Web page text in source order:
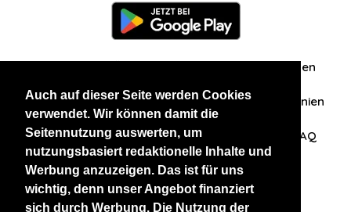
Auch auf dieser Seite werden Cookies
verwendet. Wir können damit die
Seitennutzung auswerten, um
nutzungsbasiert redaktionelle Inhalte und
Werbung anzuzeigen. Das ist für uns
wichtig, denn unser Angebot finanziert
sich durch Werbung. Die Nutzung der
Zuschriften/Erfahrungen
Datenschutzerklärung AGB Datenschutzrichtlinien
Nehmen Sie Kontakt mit uns auf FAQ
Unsere anderen Websites